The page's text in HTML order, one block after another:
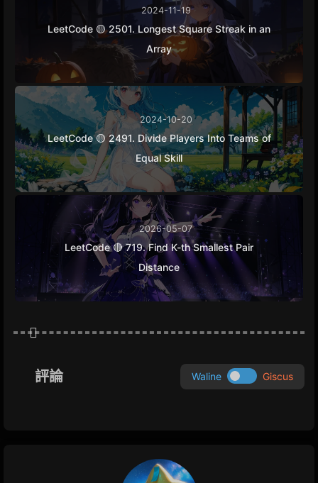
2024-11-19
LeetCode 🟡 2501. Longest Square Streak in an
Array
2024-10-20
LeetCode 🟡 2491. Divide Players Into Teams of
Equal Skill
2026-05-07
LeetCode 🔴 719. Find K-th Smallest Pair
Distance
評論 Waline Giscus